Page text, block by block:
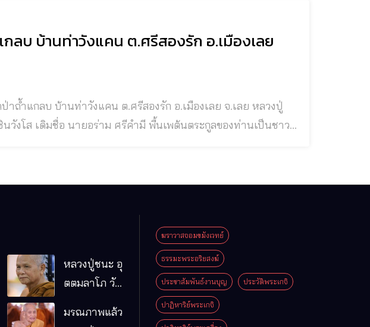
ลบ บ้านท่าวังแคน ต.ศรีสองรัก อ.เมืองเลย
แกลบ บ้านท่าวังแคน ต.ศรีสองรัก อ.เมืองเลย จ.เลย หลวงปู่
หลวงปู่ชนะ อุ
ตตมลาโภ วัด
มรณภาพแล้ว
ฆราวาสจอมขมังเวทย์
ธรรมะพระอริยสงฆ์
ประชาสัมพันธ์งานบุญ ประวัติพระเกจิ
ปาฏิหาริย์พระเกจิ